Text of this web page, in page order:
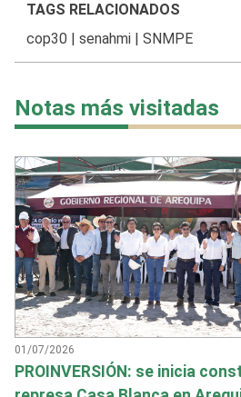
TAGS RELACIONADOS
cop30| senahmi| SNMPE
Notas más visitadas
01/07/2026
PROINVERSIÓN: se inicia